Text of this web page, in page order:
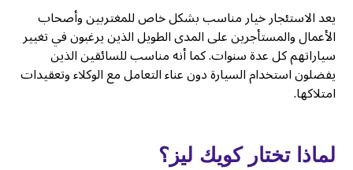
يعد الاستئجار خيار مناسب بشكل خاص للمغتربين وأصحاب
الأعمال والمستأجرين على المدى الطويل الذين يرغبون في تغيير
سياراتهم كل عدة سنوات. كما أنه مناسب للسائقين الذين
يفضلون استخدام السيارة دون عناء التعامل مع الوكلاء وتعقيدات
امتلاكها.
لماذا تختار كويك ليز؟